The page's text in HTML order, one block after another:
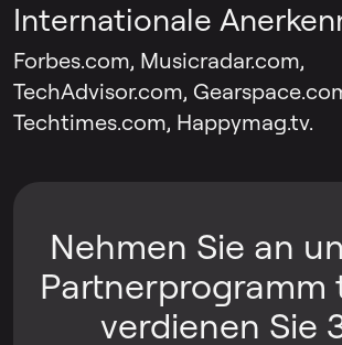
Internationale
Forbes.com, Musicradar.com,
TechAdvisor.com,
Techtimes.com, Happymag.tv.
Nehmen Sie an
Partnerprogramm
verdienen Sie